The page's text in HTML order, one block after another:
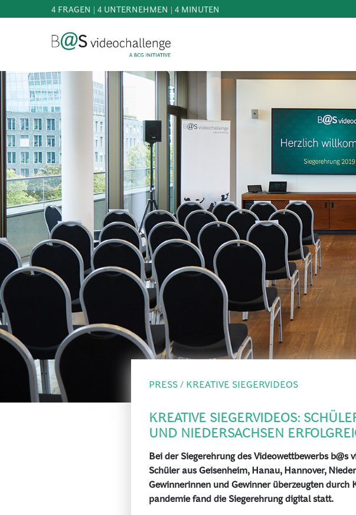
4 FRAGEN | 4 UNTERNEHMEN | 4 MINUTEN
MITMACHEN
OF
WISSEN
&
DOWNLOADS
FAQ
SCHIRMHERRSCHAFT
NEWS
PRESSE
ANMELDEN
PRESS / KREATIVE SIEGERVIDEOS
KREATIVE SIEGERVIDEOS:
UND NIEDERSACHSEN
Bei der Siegerehrung des Videowettbewerbs
Schüler aus Geisenheim, Hanau, Hannover,
Gewinnerinnen und Gewinner überzeugten
pandemie fand die Siegerehrung digital statt.
b@Svideochallenge - A BCG INITIATIVE
Registriere dich als Teilnehmer*in
Geburtsdatum*
E-Mail-Adresse*
E-Mail-Adresse*
Jetzt registrieren